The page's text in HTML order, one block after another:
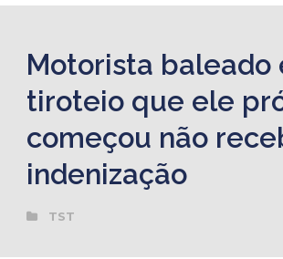
Motorista baleado
tiroteio que ele
começou não
indenização
TST